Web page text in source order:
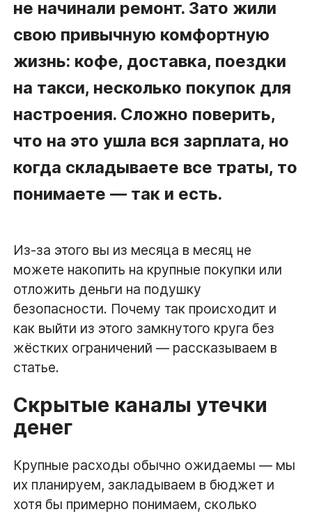
не начинали ремонт. Зато жили
свою привычную комфортную
жизнь: кофе, доставка, поездки
на такси, несколько покупок для
настроения. Сложно поверить,
что на это ушла вся зарплата, но
когда складываете все траты, то
понимаете — так и есть.
Из-за этого вы из месяца в месяц не
можете накопить на крупные покупки или
отложить деньги на подушку
безопасности. Почему так происходит и
как выйти из этого замкнутого круга без
жёстких ограничений — рассказываем в
статье.
Скрытые каналы утечки
денег
Крупные расходы обычно ожидаемы — мы
их планируем, закладываем в бюджет и
хотя бы примерно понимаем, сколько